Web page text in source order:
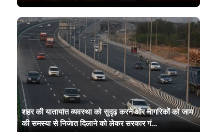
शहर की यातायात व्यवस्था को सुदृढ़ करने और नागरिकों को जाम
की समस्या से निजात दिलाने को लेकर सरकार गं...